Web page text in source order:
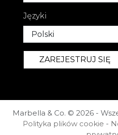
Języki
Marbella & Co. © 2026 -
Polityka plików cookie -